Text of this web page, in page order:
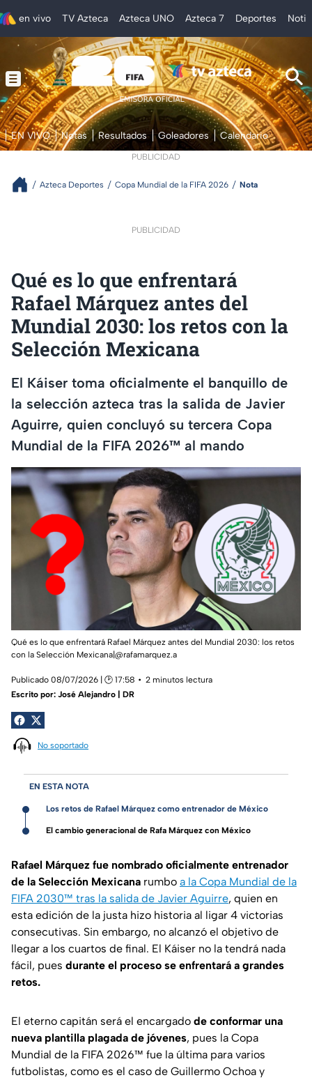
en vivo TV Azteca Azteca UNO Azteca 7 Deportes
EN VIVO Notas Resultados Goleadores Calendario
PUBLICIDAD
Azteca Deportes Copa Mundial de la FIFA 2026 Nota
PUBLICIDAD
Qué es lo que enfrentará
Rafael Márquez antes del
Mundial 2030: los retos con la
Selección Mexicana
El Káiser toma oficialmente el banquillo de
la selección azteca tras la salida de Javier
Aguirre, quien concluyó su tercera Copa
Mundial de la FIFA 2026™ al mando
Qué es lo que enfrentará Rafael Márquez antes del Mundial 2030: los retos
con la Selección Mexicana|@rafamarquez.a
Publicado 08/07/2026 | 🕑 17:58
2 minutos lectura
Escrito por: José Alejandro | DR
No soportado
EN ESTA NOTA
Los retos de Rafael Márquez como entrenador de México
El cambio generacional de Rafa Márquez con México
Rafael Márquez fue nombrado oficialmente entrenador
de la Selección Mexicana rumbo a la Copa Mundial de la
FIFA 2030™ tras la salida de Javier Aguirre, quien en
esta edición de la justa hizo historia al ligar 4 victorias
consecutivas. Sin embargo, no alcanzó el objetivo de
llegar a los cuartos de final. El Káiser no la tendrá nada
fácil, pues durante el proceso se enfrentará a grandes
retos.
El eterno capitán será el encargado de conformar una
nueva plantilla plagada de jóvenes, pues la Copa
Mundial de la FIFA 2026™ fue la última para varios
futbolistas, como es el caso de Guillermo Ochoa y